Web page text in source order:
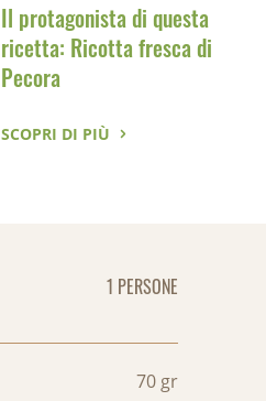
Il protagonista di questa
ricetta: Ricotta fresca di
Pecora
SCOPRI DI PIÙ
1 PERSONE
70 gr